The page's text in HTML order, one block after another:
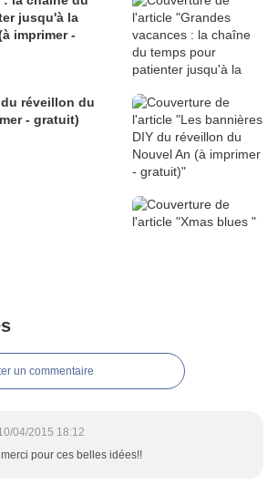
jusqu'à la
imprimer -
réveillon du
- gratuit)
un commentaire
04/2015 18:12
pour ces belles idées!!